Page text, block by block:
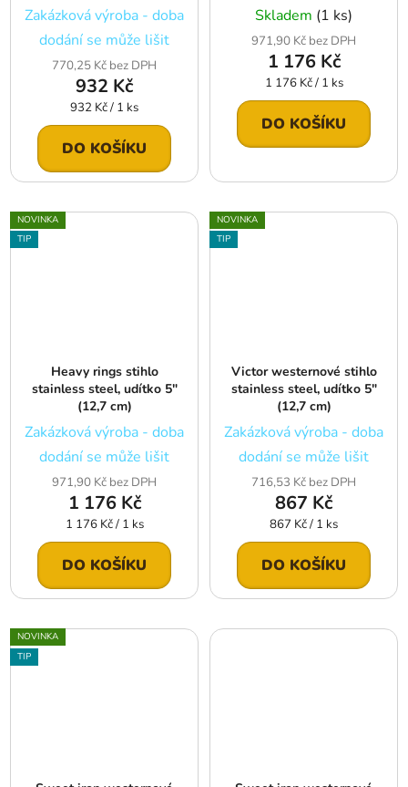
Zakázková výroba - doba
dodání se může lišit
770,25 Kč bez DPH
932 Kč
Měrná
cena:
932 Kč / 1 ks
DO KOŠÍKU
Skladem (1 ks)
971,90 Kč bez DPH
1 176 Kč
Měrná
cena:
1 176 Kč / 1 ks
DO KOŠÍKU
NOVINKA
TIP
Heavy rings stihlo
stainless steel, udítko 5″
(12,7 cm)
Zakázková výroba - doba
dodání se může lišit
971,90 Kč bez DPH
1 176 Kč
Měrná
cena:
1 176 Kč / 1 ks
DO KOŠÍKU
NOVINKA
TIP
Victor westernové stihlo
stainless steel, udítko 5″
(12,7 cm)
Zakázková výroba - doba
dodání se může lišit
716,53 Kč bez DPH
867 Kč
Měrná
cena:
867 Kč / 1 ks
DO KOŠÍKU
NOVINKA
TIP